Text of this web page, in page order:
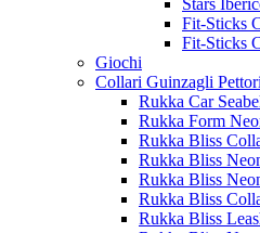
Fit-Sticks
Fit-Sticks
Giochi
Collari Guinzagli
Rukka Car
Rukka Form
Rukka Bliss
Rukka Bliss
Rukka Bliss
Rukka Bliss
Rukka Bliss